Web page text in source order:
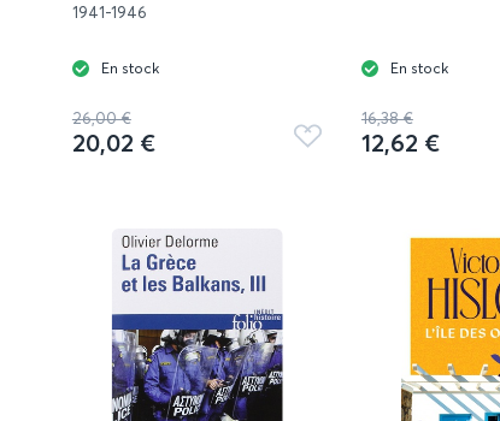
1941-1946
En stock
26,00 €
20,02 €
Ajouter
En stock
16,38 €
12,62 €